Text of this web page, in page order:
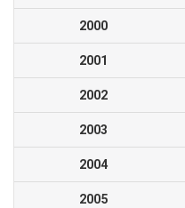
2000
2001
2002
2003
2004
2005